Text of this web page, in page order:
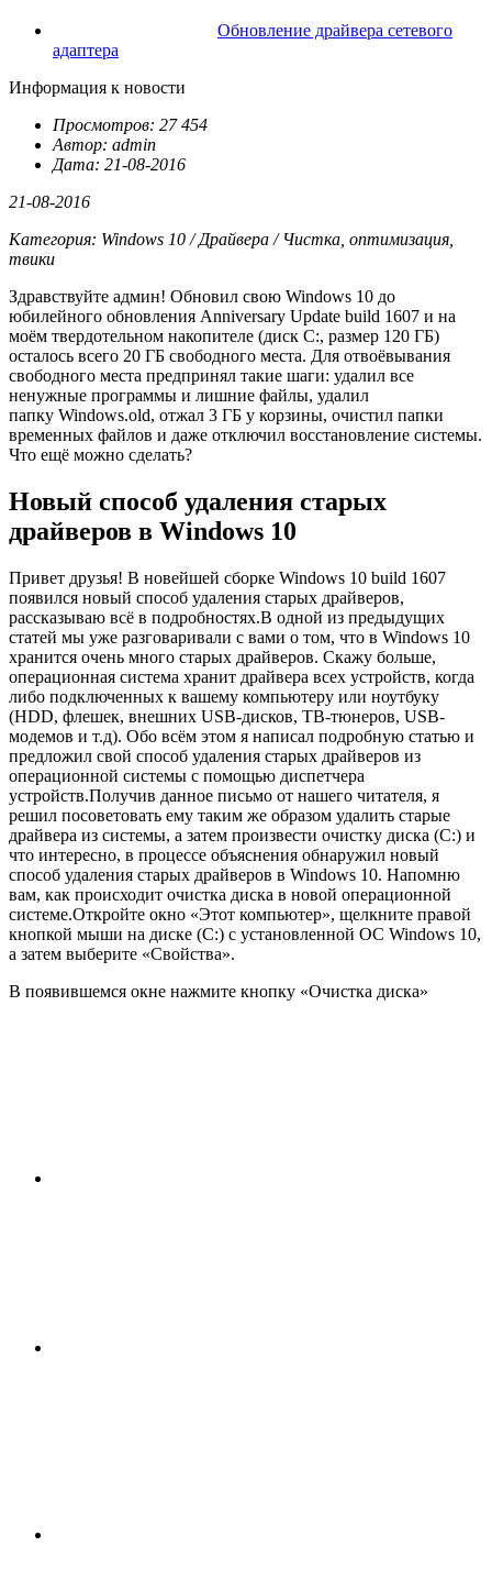
Обновление драйвера сетевого
адаптера
Информация к новости
Просмотров: 27 454
Автор: admin
Дата: 21-08-2016
21-08-2016
Категория: Windows 10 / Драйвера / Чистка, оптимизация,
твики
Здравствуйте админ! Обновил свою Windows 10 до
юбилейного обновления Anniversary Update build 1607 и на
моём твердотельном накопителе (диск C:, размер 120 ГБ)
осталось всего 20 ГБ свободного места. Для отвоёвывания
свободного места предпринял такие шаги: удалил все
ненужные программы и лишние файлы, удалил
папку Windows.old, отжал 3 ГБ у корзины, очистил папки
временных файлов и даже отключил восстановление системы.
Что ещё можно сделать?
Новый способ удаления старых
драйверов в Windows 10
Привет друзья! В новейшей сборке Windows 10 build 1607
появился новый способ удаления старых драйверов,
рассказываю всё в подробностях.В одной из предыдущих
статей мы уже разговаривали с вами о том, что в Windows 10
хранится очень много старых драйверов. Скажу больше,
операционная система хранит драйвера всех устройств, когда
либо подключенных к вашему компьютеру или ноутбуку
(HDD, флешек, внешних USB-дисков, ТВ-тюнеров, USB-
модемов и т.д). Обо всём этом я написал подробную статью и
предложил свой способ удаления старых драйверов из
операционной системы с помощью диспетчера
устройств.Получив данное письмо от нашего читателя, я
решил посоветовать ему таким же образом удалить старые
драйвера из системы, а затем произвести очистку диска (C:) и
что интересно, в процессе объяснения обнаружил новый
способ удаления старых драйверов в Windows 10. Напомню
вам, как происходит очистка диска в новой операционной
системе.Откройте окно «Этот компьютер», щелкните правой
кнопкой мыши на диске (C:) с установленной ОС Windows 10,
а затем выберите «Свойства».
В появившемся окне нажмите кнопку «Очистка диска»